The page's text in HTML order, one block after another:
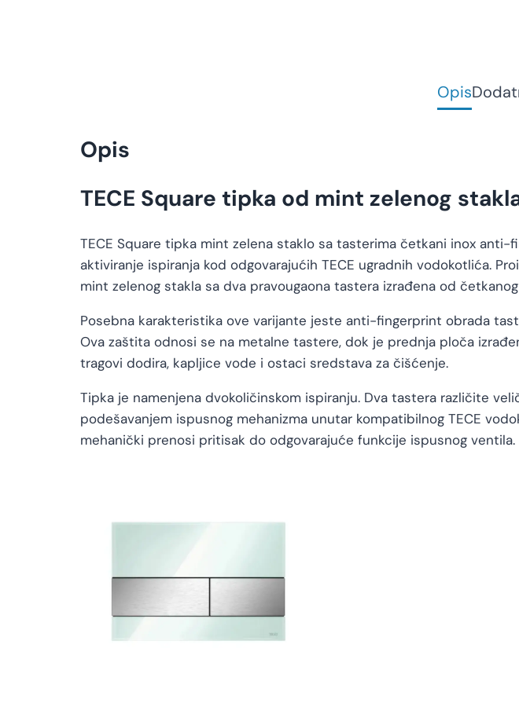
Opis
Opis
TECE Square tipka od mint zelenog
TECE Square tipka mint zelena staklo sa tasterima četkani inox
aktiviranje ispiranja kod odgovarajućih TECE ugradnih vodokotlića.
mint zelenog stakla sa dva pravougaona tastera izrađena od
Posebna karakteristika ove varijante jeste anti-fingerprint obrada
Ova zaštita odnosi se na metalne tastere, dok je prednja ploča
tragovi dodira, kapljice vode i ostaci sredstava za čišćenje.
Tipka je namenjena dvokoličinskom ispiranju. Dva tastera različite
podešavanjem ispusnog mehanizma unutar kompatibilnog TECE
mehanički prenosi pritisak do odgovarajuće funkcije ispusnog ventila.